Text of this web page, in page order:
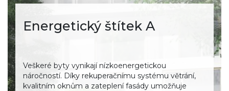
Energetický štítek A
Veškeré byty vynikají nízkoenergetickou
náročností. Díky rekuperačnímu systému větrání,
kvalitním oknům a zateplení fasády umožňuje